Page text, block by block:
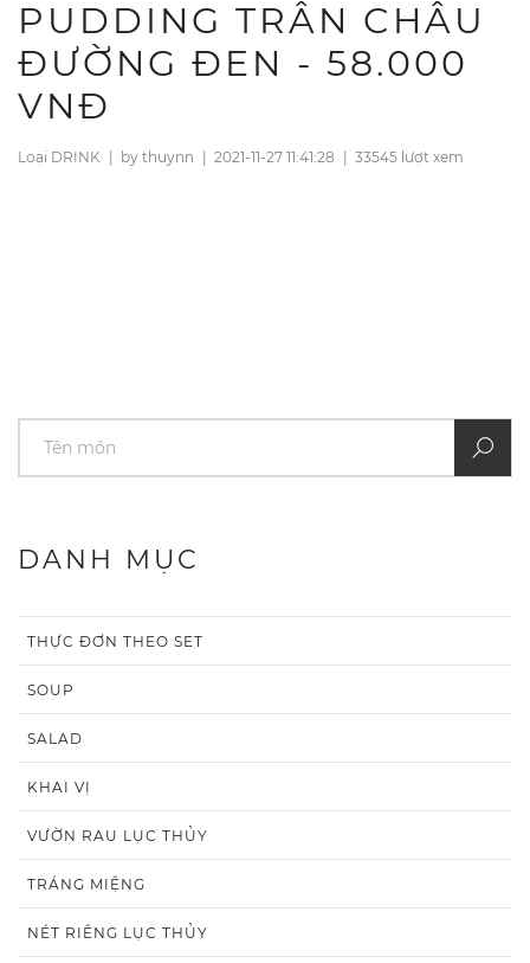
PUDDING TRÂN CHÂU
ĐƯỜNG ĐEN - 58.000
VNĐ
Loại DRINK | by thuynn | 2021-11-27 11:41:28 | 33545 lượt xem
DANH MỤC
THỰC ĐƠN THEO SET
SOUP
SALAD
KHAI VỊ
VƯỜN RAU LỤC THỦY
TRÁNG MIỆNG
NÉT RIÊNG LỤC THỦY